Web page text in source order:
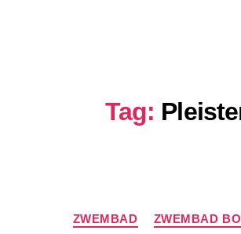
Tag:
ZWEMBAD ZWEMBAD